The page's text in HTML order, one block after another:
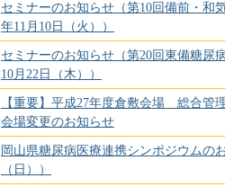
セミナーのお知らせ（第10回備前・和
年11月10日（火））
セミナーのお知らせ（第20回東備糖尿
10月22日（木））
【重要】平成27年度倉敷会場 総合管
会場変更のお知らせ
岡山県糖尿病医療連携シンポジウムの
（日））